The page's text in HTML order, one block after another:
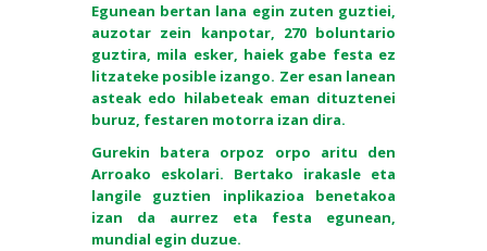
Egunean bertan lana egin zuten guztiei,
auzotar zein kanpotar, 270 boluntario
guztira, mila esker, haiek gabe festa ez
litzateke posible izango. Zer esan lanean
asteak edo hilabeteak eman dituztenei
buruz, festaren motorra izan dira.
Gurekin batera orpoz orpo aritu den
Arroako eskolari. Bertako irakasle eta
langile guztien inplikazioa benetakoa
izan da aurrez eta festa egunean,
mundial egin duzue.